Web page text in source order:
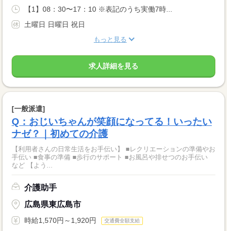
【1】08：30〜17：10 ※表記のうち実働7時...
土曜日 日曜日 祝日
もっと見る
求人詳細を見る
[一般派遣]
Q：おじいちゃんが笑顔になってる！いったい
ナゼ？｜初めての介護
【利用者さんの日常生活をお手伝い】 ■レクリエーションの準備やお
手伝い ■食事の準備 ■歩行のサポート ■お風呂や排せつのお手伝い
など 【よう...
介護助手
広島県東広島市
時給1,570円～1,920円 交通費全額支給